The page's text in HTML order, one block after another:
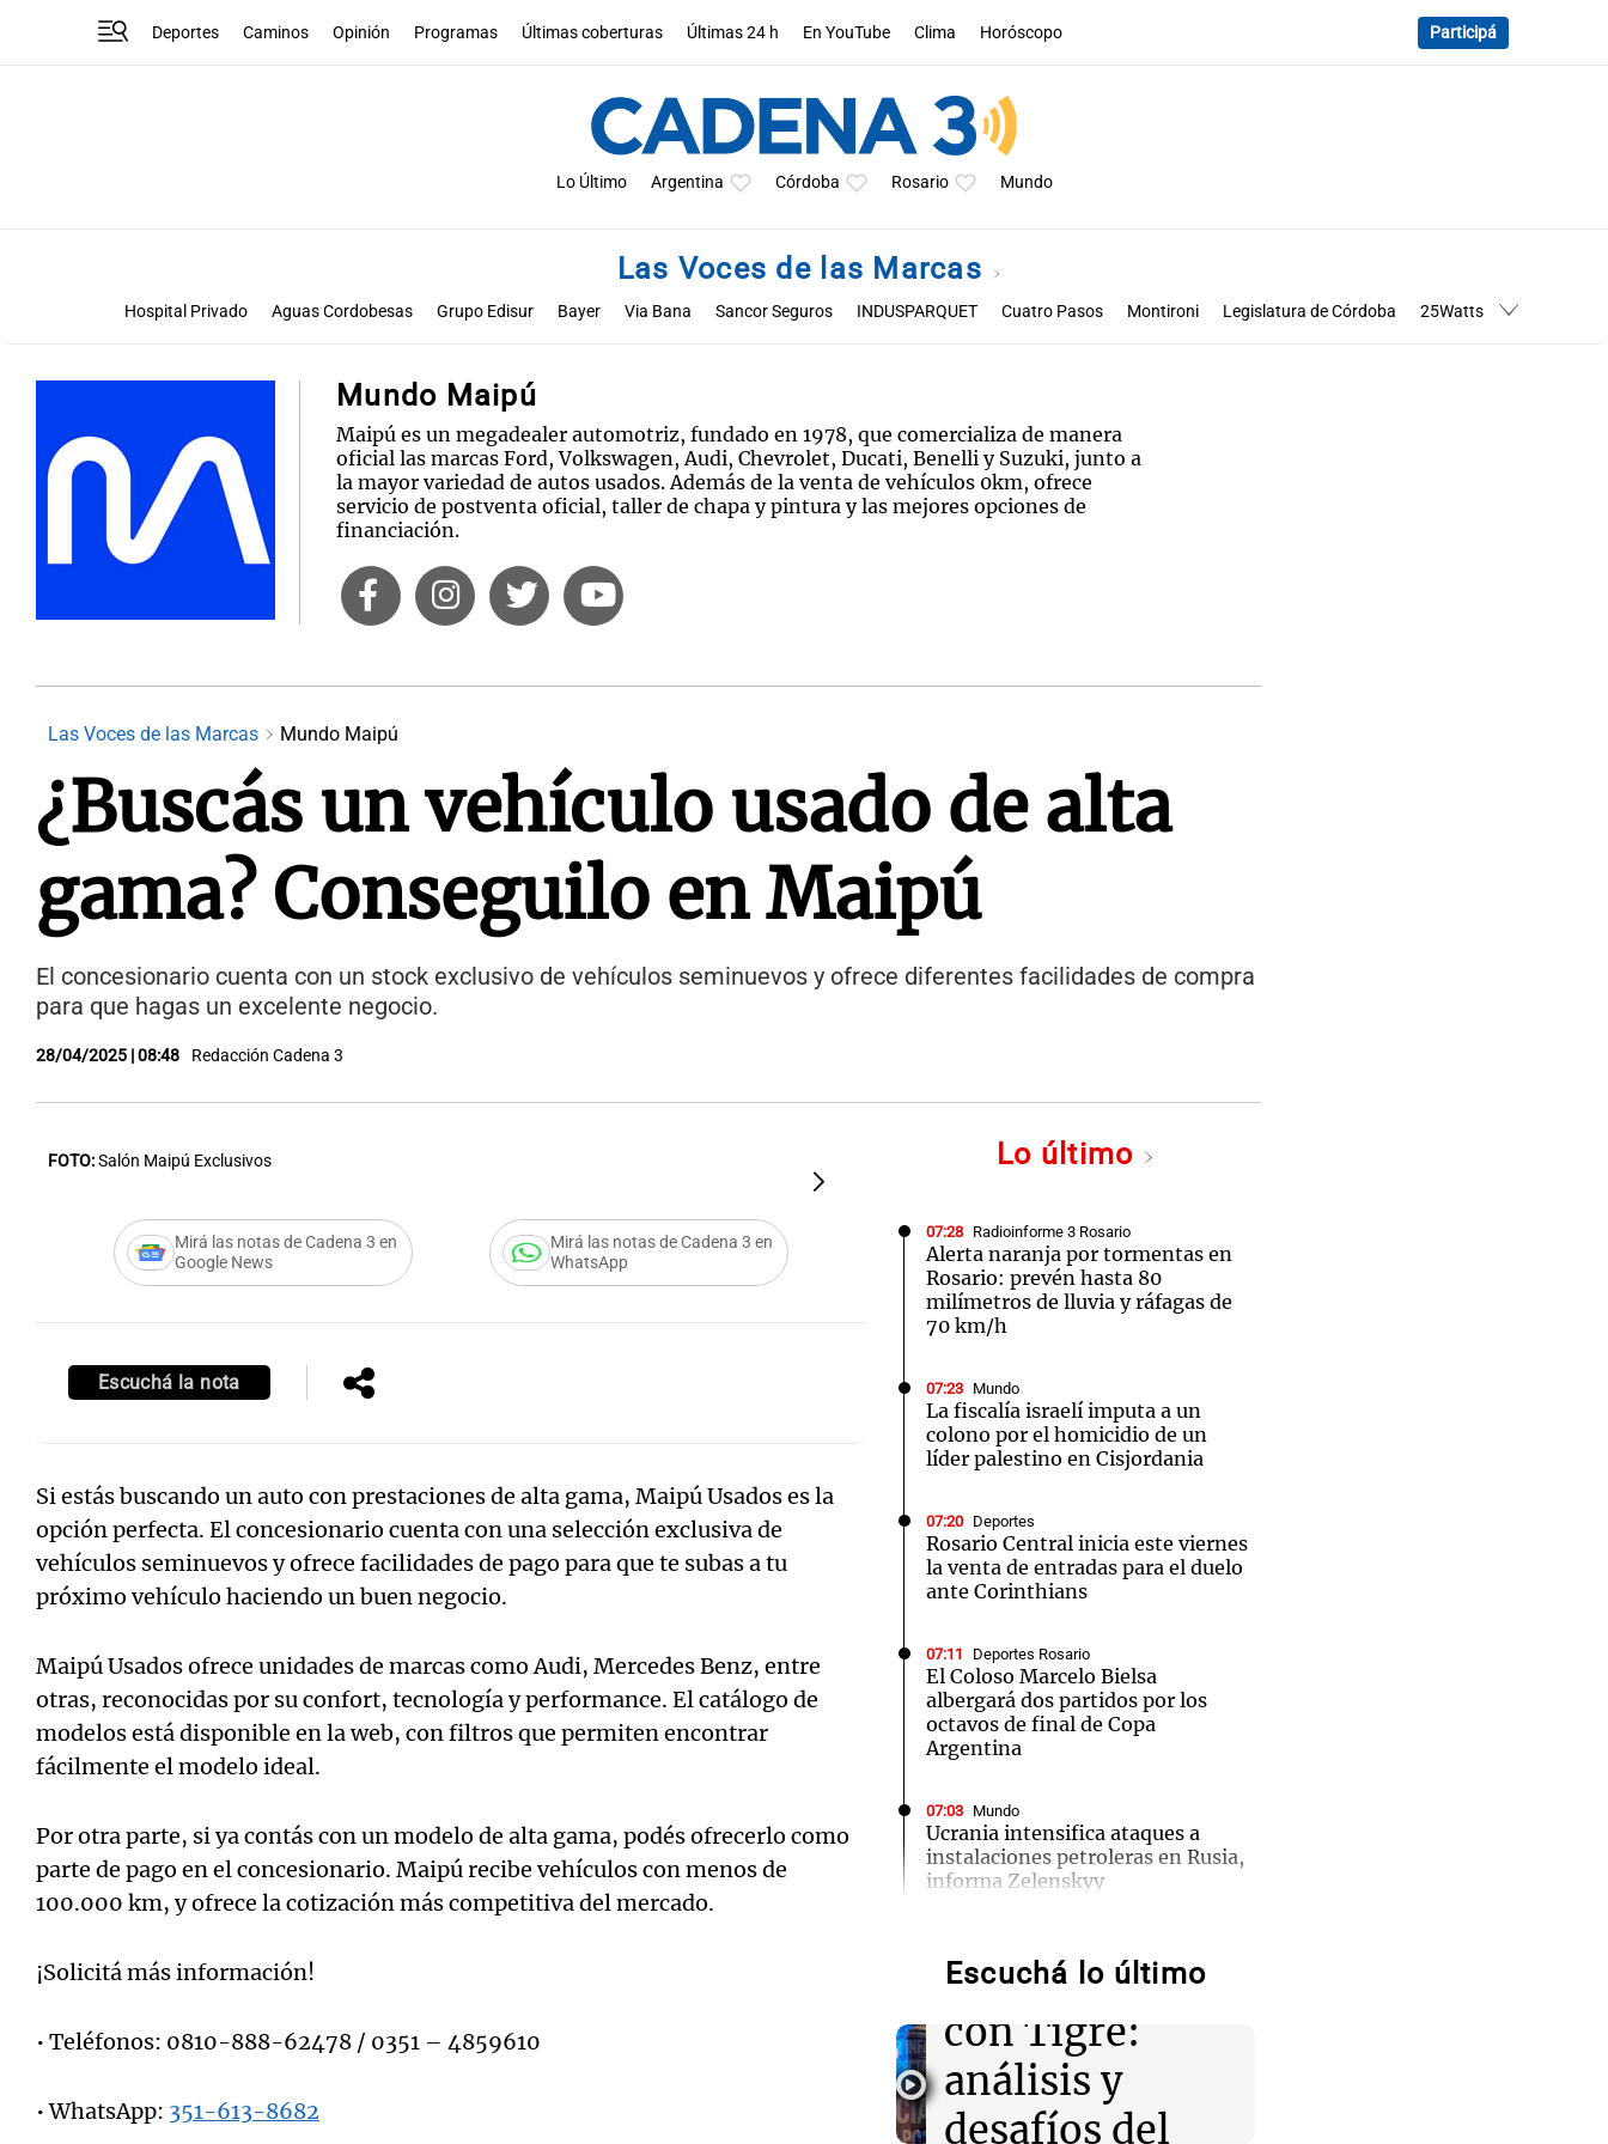
Deportes Caminos Opinión Programas Últimas coberturas Últimas 24 h En YouTube Clima Horóscopo Participá
Lo Último Argentina Córdoba Rosario Mundo
Las Voces de las Marcas
Hospital Privado Aguas Cordobesas Grupo Edisur Bayer Via Bana Sancor Seguros INDUSPARQUET Cuatro Pasos Montironi Legislatura de Córdoba
25Watts
Mundo Maipú
Maipú es un megadealer automotriz, fundado en 1978, que comercializa de manera
oficial las marcas Ford, Volkswagen, Audi, Chevrolet, Ducati, Benelli y Suzuki, junto a
la mayor variedad de autos usados. Además de la venta de vehículos 0km, ofrece
servicio de postventa oficial, taller de chapa y pintura y las mejores opciones de
financiación.
Las Voces de las Marcas Mundo Maipú
¿Buscás un vehículo usado de alta
gama? Conseguilo en Maipú
El concesionario cuenta con un stock exclusivo de vehículos seminuevos y ofrece diferentes facilidades de compra
para que hagas un excelente negocio.
28/04/2025 | 08:48 Redacción Cadena 3
FOTO:Salón Maipú Exclusivos Usados premium
Mirá las notas de Cadena 3 en
Google News
Mirá las notas de Cadena 3 en
WhatsApp
Escuchá la nota
Si estás buscando un auto con prestaciones de alta gama, Maipú Usados es la
opción perfecta. El concesionario cuenta con una selección exclusiva de
vehículos seminuevos y ofrece facilidades de pago para que te subas a tu
próximo vehículo haciendo un buen negocio.
Maipú Usados ofrece unidades de marcas como Audi, Mercedes Benz, entre
otras, reconocidas por su confort, tecnología y performance. El catálogo de
modelos está disponible en la web, con filtros que permiten encontrar
fácilmente el modelo ideal.
Por otra parte, si ya contás con un modelo de alta gama, podés ofrecerlo como
parte de pago en el concesionario. Maipú recibe vehículos con menos de
100.000 km, y ofrece la cotización más competitiva del mercado.
¡Solicitá más información!
• Teléfonos: 0810-888-62478 / 0351 – 4859610
• WhatsApp: 351-613-8682
Lo último
07:28 Radioinforme 3 Rosario
Alerta naranja por tormentas en
Rosario: prevén hasta 80
milímetros de lluvia y ráfagas de
70 km/h
07:23 Mundo
La fiscalía israelí imputa a un
colono por el homicidio de un
líder palestino en Cisjordania
07:20 Deportes
Rosario Central inicia este viernes
la venta de entradas para el duelo
ante Corinthians
07:11 Deportes Rosario
El Coloso Marcelo Bielsa
albergará dos partidos por los
octavos de final de Copa
Argentina
07:03 Mundo
Ucrania intensifica ataques a
instalaciones petroleras en Rusia,
informa Zelenskyy
Dólar hoy, dólar blue hoy: a
cuánto cotiza este jueves 6 de
06:57 Política y Economía
El Gobierno designó al nuevo
Director del Servicio
Escuchá lo último
Audio.
empata 0 a 0
con Tigre:
análisis y
desafíos del
Abogada de la
familia
Notas
Mundial 2026
Notas
La Sole en Cadena 3 El huracán de Arequito
Notas
Cadena 3 en Groenlandia